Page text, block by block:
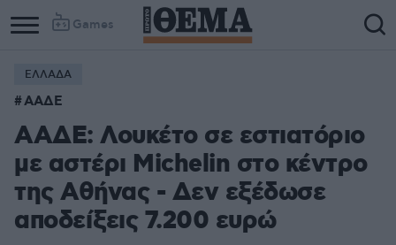
Games
ΕΛΛΑΔΑ
ΑΑΔΕ
ΑΑΔΕ: Λουκέτο σε εστιατόριο
με αστέρι Michelin στο κέντρο
της Αθήνας - Δεν εξέδωσε
αποδείξεις 7.200 ευρώ